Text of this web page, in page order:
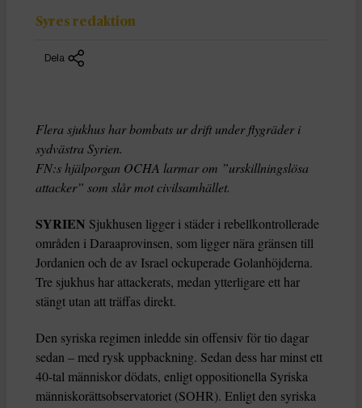
Syres redaktion
Dela
Flera sjukhus har bombats ur drift under flygräder i
sydvästra Syrien.
FN:s hjälporgan OCHA larmar om ”urskillningslösa
attacker” som slår mot civilsamhället.
SYRIEN Sjukhusen ligger i städer i rebellkontrollerade
områden i Daraaprovinsen, som ligger nära gränsen till
Jordanien och de av Israel ockuperade Golanhöjderna.
Tre sjukhus har attackerats, medan ytterligare ett har
stängt utan att träffas direkt.
Den syriska regimen inledde sin offensiv för tio dagar
sedan – med rysk uppbackning. Sedan dess har minst ett
40-tal människor dödats, enligt oppositionella Syriska
människorättsobservatoriet (SOHR). Enligt den syriska